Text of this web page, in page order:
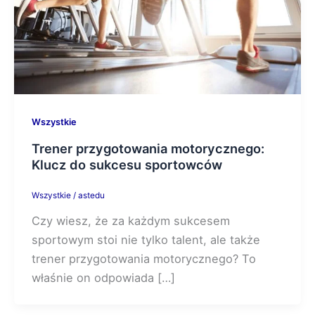
Wszystkie
Trener przygotowania motorycznego:
Klucz do sukcesu sportowców
Wszystkie/ astedu
Czy wiesz, że za każdym sukcesem
sportowym stoi nie tylko talent, ale także
trener przygotowania motorycznego? To
właśnie on odpowiada […]